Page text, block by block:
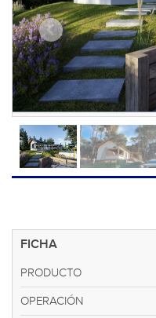
FICHA
PRODUCTO
OPERACIÓN